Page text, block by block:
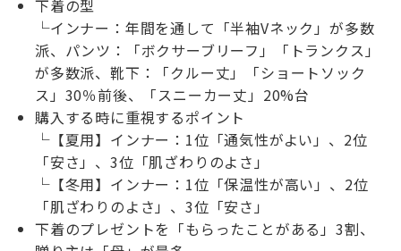
下着の型
└インナー：年間を通して「半袖Vネック」が多数
派、パンツ：「ボクサーブリーフ」「トランクス」
が多数派、靴下：「クルー丈」「ショートソック
ス」30％前後、「スニーカー丈」20%台
購入する時に重視するポイント
└【夏用】インナー：1位「通気性がよい」、2位
「安さ」、3位「肌ざわりのよさ」
└【冬用】インナー：1位「保温性が高い」、2位
「肌ざわりのよさ」、3位「安さ」
下着のプレゼントを「もらったことがある」3割、